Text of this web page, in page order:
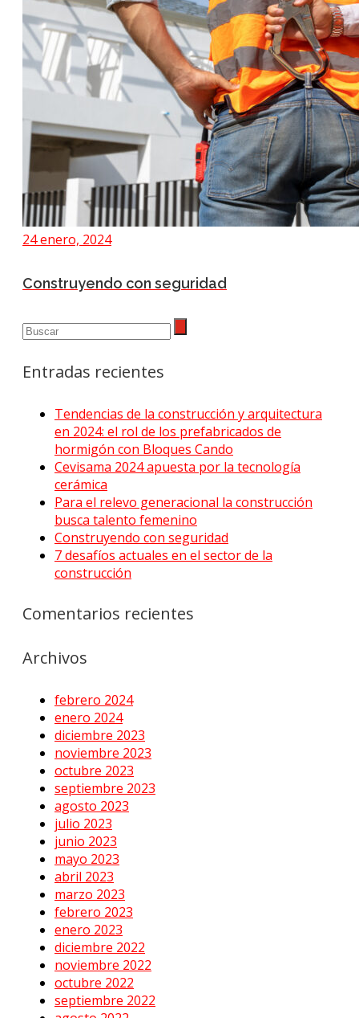
24 enero, 2024
Construyendo con seguridad
Entradas recientes
Tendencias de la construcción y arquitectura
en 2024: el rol de los prefabricados de
hormigón con Bloques Cando
Cevisama 2024 apuesta por la tecnología
cerámica
Para el relevo generacional la construcción
busca talento femenino
Construyendo con seguridad
7 desafíos actuales en el sector de la
construcción
Comentarios recientes
Archivos
febrero 2024
enero 2024
diciembre 2023
noviembre 2023
octubre 2023
septiembre 2023
agosto 2023
julio 2023
junio 2023
mayo 2023
abril 2023
marzo 2023
febrero 2023
enero 2023
diciembre 2022
noviembre 2022
octubre 2022
septiembre 2022